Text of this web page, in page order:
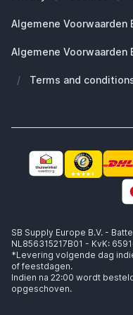
Groot en uniek
400.000+ klanten
Welke MagSafe heb ik
Werken bij SB Supply
Working at SB Supply
Algemene Voorwaarden
Algemene Voorwaarden
/ Terms and
SB Supply Europe B.V. -
NL856315217B01 - KvK:
*Levering volgende dag
of feestdagen.
Indien na 22:00 wordt
opgeschoven.